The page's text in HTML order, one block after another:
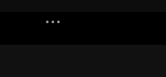
Watch Later